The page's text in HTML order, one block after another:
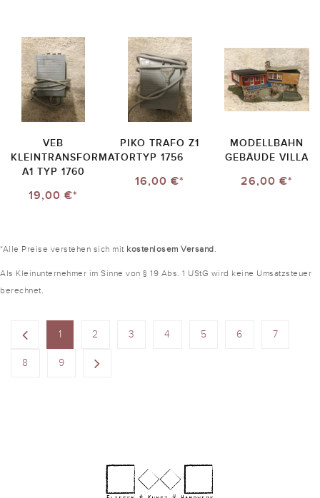
VEB
KLEINTRANSFORMATOR
A1 TYP 1760
19,00 €*
PIKO TRAFO Z1
TYP 1756
16,00 €*
MODELLBAHN
GEBÄUDE VILLA
26,00 €*
*Alle Preise verstehen sich mit kostenlosem Versand.
Als Kleinunternehmer im Sinne von § 19 Abs. 1 UStG wird keine Umsatzsteuer
berechnet.
1 2 3 4 5 6 7
8 9